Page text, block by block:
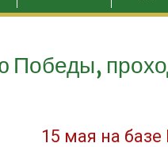
Победы,
15 мая на